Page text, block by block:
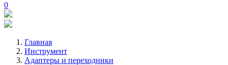
0
Главная
Инструмент
Адаптеры и переходники